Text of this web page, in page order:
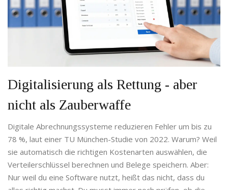
Digitalisierung als Rettung - aber
nicht als Zauberwaffe
Digitale Abrechnungssysteme reduzieren Fehler um bis zu
78 %, laut einer TU München-Studie von 2022. Warum? Weil
sie automatisch die richtigen Kostenarten auswählen, die
Verteilerschlüssel berechnen und Belege speichern. Aber:
Nur weil du eine Software nutzt, heißt das nicht, dass du